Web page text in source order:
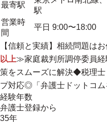
最寄駅
駅
営業時
間
平日 9:00〜18:00
【信頼と実績】相続問題は
以上≫家庭裁判所調停委員経
策をスムーズに解決◆税理士
プ対応◎「弁護士ドットコム
経験年数
弁護士登録から
35年